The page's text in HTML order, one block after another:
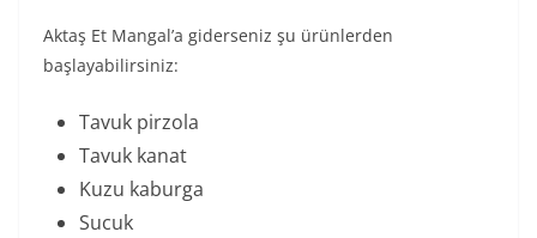
Aktaş Et Mangal’a giderseniz şu ürünlerden
başlayabilirsiniz:
Tavuk pirzola
Tavuk kanat
Kuzu kaburga
Sucuk